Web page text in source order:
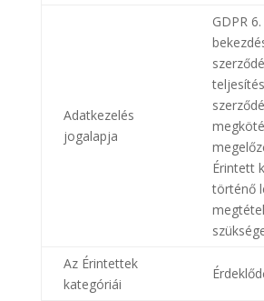
Adatkezelés
jogalapja
GDPR
Érintett
történő
Az Érintettek
kategóriái